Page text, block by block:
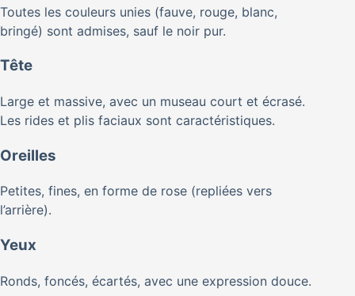
Toutes les couleurs unies (fauve, rouge, blanc,
bringé) sont admises, sauf le noir pur.
Tête
Large et massive, avec un museau court et écrasé.
Les rides et plis faciaux sont caractéristiques.
Oreilles
Petites, fines, en forme de rose (repliées vers
l’arrière).
Yeux
Ronds, foncés, écartés, avec une expression douce.